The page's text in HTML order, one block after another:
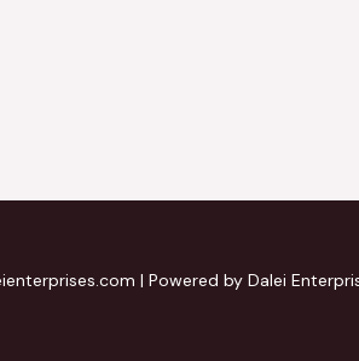
| Powered by Dalei